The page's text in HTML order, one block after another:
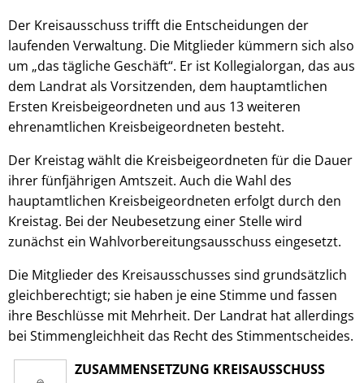
Der Kreisausschuss trifft die Entscheidungen der
laufenden Verwaltung. Die Mitglieder kümmern sich also
um „das tägliche Geschäft“. Er ist Kollegialorgan, das aus
dem Landrat als Vorsitzenden, dem hauptamtlichen
Ersten Kreisbeigeordneten und aus 13 weiteren
ehrenamtlichen Kreisbeigeordneten besteht.
Der Kreistag wählt die Kreisbeigeordneten für die Dauer
ihrer fünfjährigen Amtszeit. Auch die Wahl des
hauptamtlichen Kreisbeigeordneten erfolgt durch den
Kreistag. Bei der Neubesetzung einer Stelle wird
zunächst ein Wahlvorbereitungsausschuss eingesetzt.
Die Mitglieder des Kreisausschusses sind grundsätzlich
gleichberechtigt; sie haben je eine Stimme und fassen
ihre Beschlüsse mit Mehrheit. Der Landrat hat allerdings
bei Stimmengleichheit das Recht des Stimmentscheides.
ZUSAMMENSETZUNG KREISAUSSCHUSS